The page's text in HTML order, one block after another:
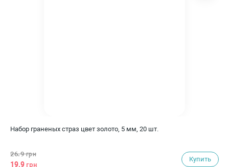
Набор граненых страз цвет золото, 5 мм, 20 шт.
26.9грн
19.9 грн
Купить